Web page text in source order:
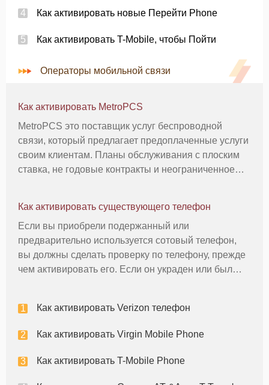
Как активировать новые Перейти Phone
Как активировать T-Mobile, чтобы Пойти
Операторы мобильной связи
Как активировать MetroPCS
MetroPCS это поставщик услуг беспроводной
связи, который предлагает предоплаченные услуги
своим клиентам. Планы обслуживания с плоским
ставка, не годовые контракты и неограниченное
телефон непосредственно у компа
Как активировать существующего телефон
Если вы приобрели подержанный или
предварительно используется сотовый телефон,
вы должны сделать проверку по телефону, прежде
чем активировать его. Если он украден или был
ответственность, если телефон имеет выдающиеся
Как активировать Verizon телефон
Как активировать Virgin Mobile Phone
Как активировать T-Mobile Phone